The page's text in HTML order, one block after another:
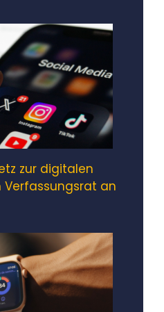
zur digitalen
Verfassungsrat an